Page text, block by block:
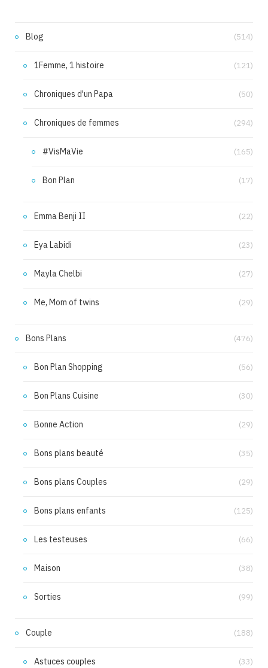
Blog (514)
1Femme, 1 histoire (121)
Chroniques d'un Papa (50)
Chroniques de femmes (294)
#VisMaVie (165)
Bon Plan (17)
Emma Benji II (22)
Eya Labidi (23)
Mayla Chelbi (27)
Me, Mom of twins (29)
Bons Plans (476)
Bon Plan Shopping (56)
Bon Plans Cuisine (30)
Bonne Action (29)
Bons plans beauté (35)
Bons plans Couples (29)
Bons plans enfants (125)
Les testeuses (66)
Maison (38)
Sorties (99)
Couple (188)
Astuces couples (33)